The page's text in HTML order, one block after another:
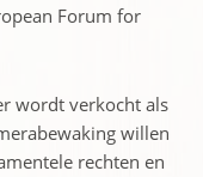
Forum for
wordt verkocht als
willen
rechten en